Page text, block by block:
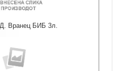
Вранец БИБ 3л.